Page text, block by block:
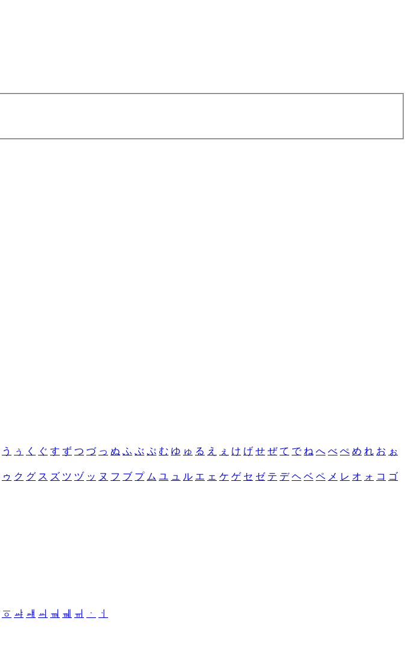
う ぅ く ぐ す ず つ づ っ ぬ ふ ぶ ぷ む ゆ ゅ る え ぇ け げ せ ぜ て で ね へ べ ぺ め れ お ぉ
ゥ ク グ ス ズ ツ ヅ ッ ヌ フ ブ プ ム ユ ュ ル エ ェ ケ ゲ セ ゼ テ デ ヘ ベ ペ メ レ オ ォ コ ゴ
ㆆ ㆇ ㆈ ㆉ ㆊ ㆋ ㆌ ㆍ
ㆎ